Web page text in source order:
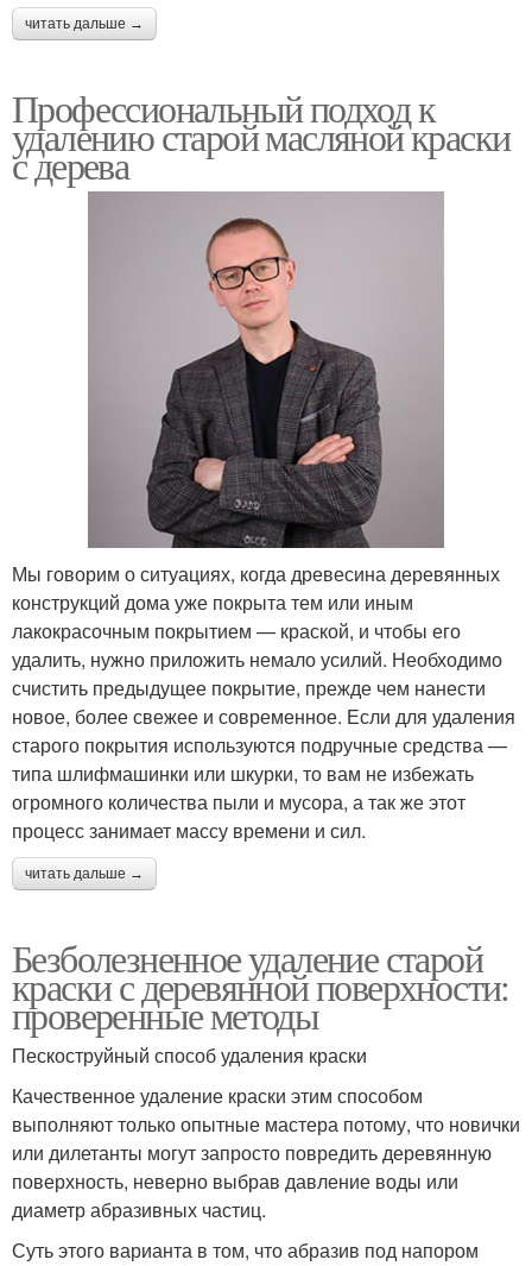
читать дальше →
Профессиональный подход к
удалению старой масляной краски
с дерева
Мы говорим о ситуациях, когда древесина деревянных
конструкций дома уже покрыта тем или иным
лакокрасочным покрытием — краской, и чтобы его
удалить, нужно приложить немало усилий. Необходимо
счистить предыдущее покрытие, прежде чем нанести
новое, более свежее и современное. Если для удаления
старого покрытия используются подручные средства —
типа шлифмашинки или шкурки, то вам не избежать
огромного количества пыли и мусора, а так же этот
процесс занимает массу времени и сил.
читать дальше →
Безболезненное удаление старой
краски с деревянной поверхности:
проверенные методы
Пескоструйный способ удаления краски
Качественное удаление краски этим способом
выполняют только опытные мастера потому, что новички
или дилетанты могут запросто повредить деревянную
поверхность, неверно выбрав давление воды или
диаметр абразивных частиц.
Суть этого варианта в том, что абразив под напором